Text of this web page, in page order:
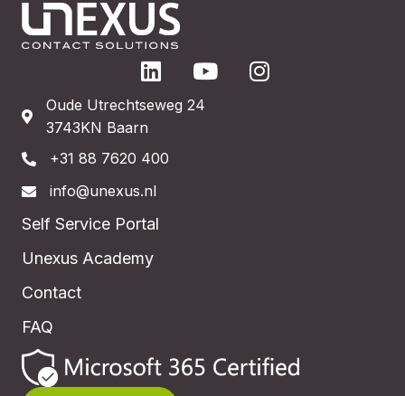
Oude Utrechtseweg 24
3743KN Baarn
+31 88 7620 400
info@unexus.nl
Self Service Portal
Unexus Academy
Contact
FAQ